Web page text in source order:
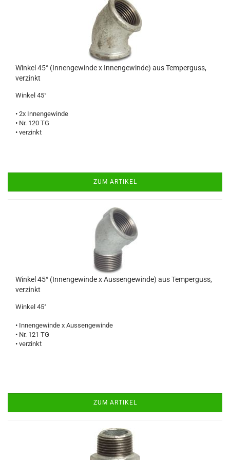
Winkel 45° (Innengewinde x Innengewinde) aus Temperguss,
verzinkt
Winkel 45°
• 2x Innengewinde
• Nr. 120 TG
• verzinkt
ZUM ARTIKEL
Winkel 45° (Innengewinde x Aussengewinde) aus Temperguss,
verzinkt
Winkel 45°
• Innengewinde x Aussengewinde
• Nr. 121 TG
• verzinkt
ZUM ARTIKEL